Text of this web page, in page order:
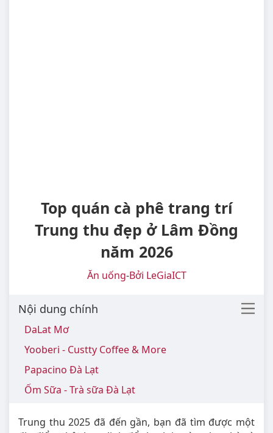
Top quán cà phê trang trí
Trung thu đẹp ở Lâm Đồng
năm 2026
Ăn uống-Bởi LeGiaICT
Nội dung chính
DaLat Mơ
Yooberi - Custty Coffee & More
Papacino Đà Lạt
Ốm Sữa - Trà sữa Đà Lạt
Trung thu 2025 đã đến gần, bạn đã tìm được một